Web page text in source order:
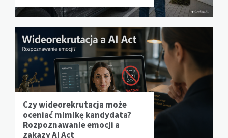
Czy wideorekrutacja może
oceniać mimikę kandydata?
Rozpoznawanie emocji a
zakazy AI Act